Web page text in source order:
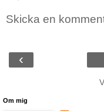
Skicka en
‹
Om mig